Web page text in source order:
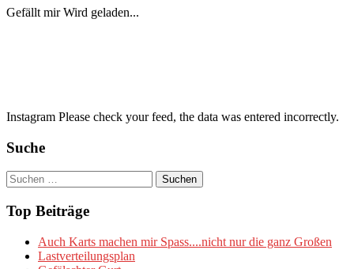
Gefällt mir Wird geladen...
Instagram Please check your feed, the data was entered incorrectly.
Suche
Suchen
nach:
Top Beiträge
Auch Karts machen mir Spass....nicht nur die ganz Großen
Lastverteilungsplan